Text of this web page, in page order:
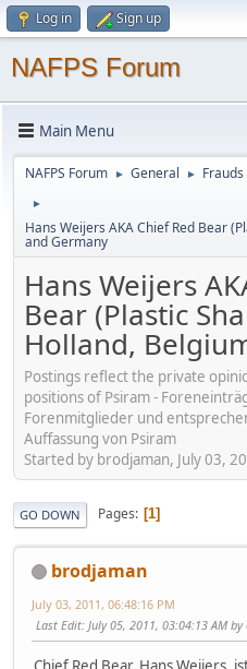
Log in Sign up
NAFPS Forum
Main Menu
NAFPS Forum ► General ► Frauds
►
Hans Weijers AKA Chief Red Bear
and Germany
Hans Weijers
Bear (Plastic
Holland,
Postings reflect the private
positions of Psiram -
Forenmitglieder und
Auffassung von Psiram
Started by brodjaman, July 03,
GO DOWN Pages 1
brodjaman
July 03, 2011, 06:48:16 PM
Last Edit: July 05, 2011, 03:04:13 AM